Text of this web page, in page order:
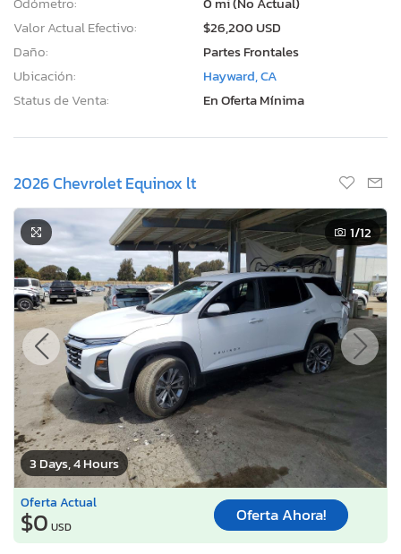
Valor Actual Efectivo:
$26,200 USD
Daño:
Partes Frontales
Ubicación:
Hayward, CA
Status de Venta:
En Oferta Mínima
2026 Chevrolet Equinox lt
3 Days, 4 Hours
1/12
Oferta Actual
$0 USD
Oferta Ahora!